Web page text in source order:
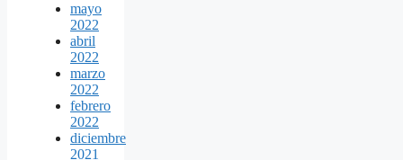
mayo
2022
abril
2022
marzo
2022
febrero
2022
diciembre
2021